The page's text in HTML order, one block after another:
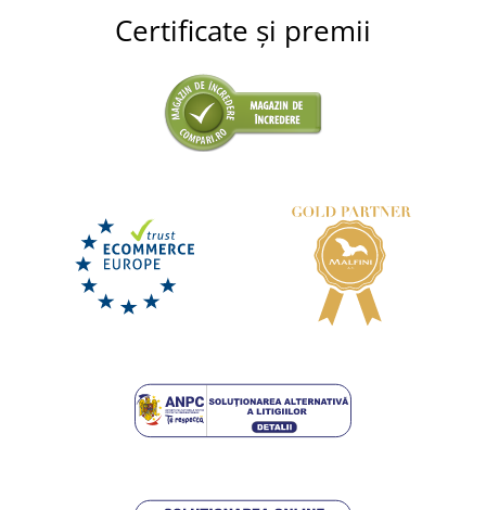
Șosete din bumbac CXS CAVA
11,75 lei
Certificate și premii